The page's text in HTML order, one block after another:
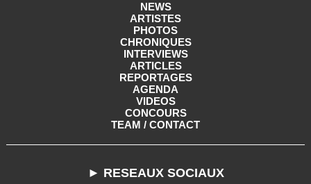
NEWS
ARTISTES
PHOTOS
CHRONIQUES
INTERVIEWS
ARTICLES
REPORTAGES
AGENDA
VIDEOS
CONCOURS
TEAM / CONTACT
► RESEAUX SOCIAUX